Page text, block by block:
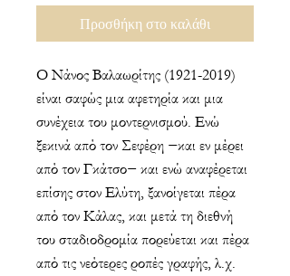
Προσθήκη στο καλάθι
Ο Νάνος Βαλαωρίτης (1921-2019)
είναι σαφώς μια αφετηρία και μια
συνέχεια του μοντερνισμού. Ενώ
ξεκινά από τον Σεφέρη −και εν μέρει
από τον Γκάτσο− και ενώ αναφέρεται
επίσης στον Ελύτη, ξανοίγεται πέρα
από τον Κάλας, και μετά τη διεθνή
του σταδιοδρομία πορεύεται και πέρα
από τις νεότερες ροπές γραφής, λ.χ.